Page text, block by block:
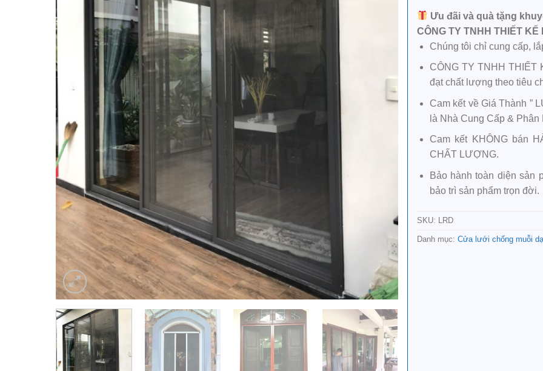
Ưu đãi và quà tặng
CÔNG TY TNHH THIẾT
Chúng tôi chỉ cung cấp,
CÔNG TY TNHH THIẾT
đạt chất lượng theo tiêu
Cam kết về Giá Thành ”
là Nhà Cung Cấp &
Cam kết KHÔNG bán
CHẤT LƯỢNG.
Bảo hành toàn diện sản
bảo trì sản phẩm trọn đời.
SKU: LRD
Danh mục: Cửa lưới chống muỗi